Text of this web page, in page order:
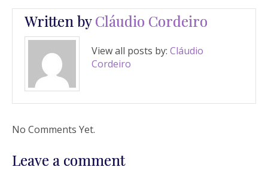
Written byCláudio Cordeiro
View all posts by: Cláudio
Cordeiro
No Comments Yet.
Leave a comment